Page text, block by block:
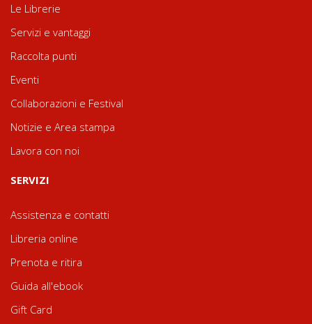
Le Librerie
Servizi e vantaggi
Raccolta punti
Eventi
Collaborazioni e Festival
Notizie e Area stampa
Lavora con noi
SERVIZI
Assistenza e contatti
Libreria online
Prenota e ritira
Guida all'ebook
Gift Card